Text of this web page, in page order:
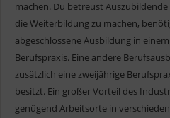
machen. Du betreust
die Weiterbildung zu machen,
abgeschlossene Ausbildung in
Berufspraxis. Eine andere
zusätzlich eine zweijährige
besitzt. Ein großer Vorteil des
genügend Arbeitsorte in